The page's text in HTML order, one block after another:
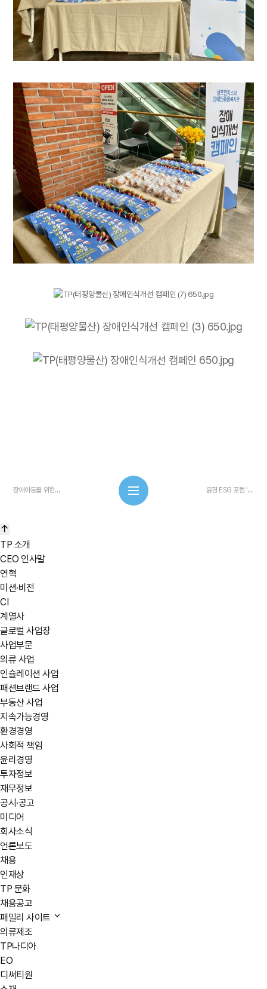
장애아동을 위한 해피삭스 500켤레 후원 윤경 ESG 포럼 '언어폭력 없는 사회 만들기 챌린지'
TP 소개
CEO 인사말
연혁
미션·비전
CI
계열사
글로벌 사업장
사업부문
의류 사업
인슐레이션 사업
패션브랜드 사업
부동산 사업
지속가능경영
환경경영
사회적 책임
윤리경영
투자정보
재무정보
공시·공고
미디어
회사소식
언론보도
채용
인재상
TP 문화
채용공고
패밀리 사이트
의류제조
TP나디아
EO
디써티원